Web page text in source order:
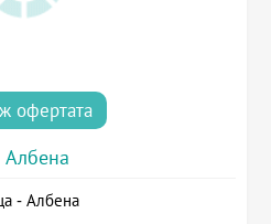
офертата
Албена
- Албена